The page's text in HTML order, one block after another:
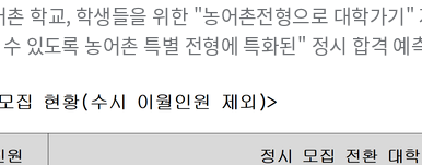
학교, 학생들을 위한 "농어촌전형으로 대학가기
있도록 농어촌 특별 전형에 특화된" 정시 합격